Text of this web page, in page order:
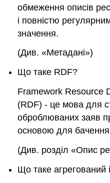
обмеження описів
і повністю
значення.
(Див. «Метадані»)
Що таке RDF?
Framework Resource
(RDF) - це мова для
оброблюваних заяв
основою для бачення
(Див. розділ «Опис
Що таке агрегований